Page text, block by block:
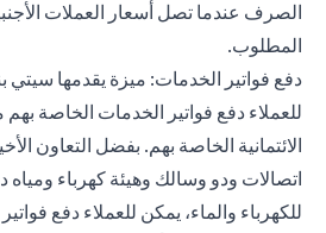
الصرف عندما تصل أسعار العملات
المطلوب.
دفع فواتير الخدمات: ميزة يقدمها سيتي
للعملاء دفع فواتير الخدمات الخاصة
الائتمانية الخاصة بهم. بفضل التعاون
اتصالات ودو وسالك وهيئة كهرباء ومياه
للكهرباء والماء، يمكن للعملاء دفع